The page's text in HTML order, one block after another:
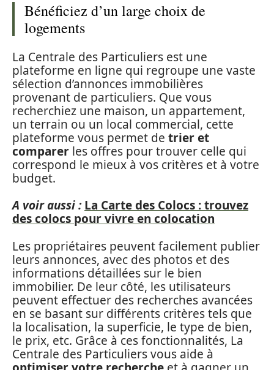
Bénéficiez d’un large choix de
logements
La Centrale des Particuliers est une
plateforme en ligne qui regroupe une vaste
sélection d’annonces immobilières
provenant de particuliers. Que vous
recherchiez une maison, un appartement,
un terrain ou un local commercial, cette
plateforme vous permet de trier et
comparer les offres pour trouver celle qui
correspond le mieux à vos critères et à votre
budget.
A voir aussi : La Carte des Colocs : trouvez
des colocs pour vivre en colocation
Les propriétaires peuvent facilement publier
leurs annonces, avec des photos et des
informations détaillées sur le bien
immobilier. De leur côté, les utilisateurs
peuvent effectuer des recherches avancées
en se basant sur différents critères tels que
la localisation, la superficie, le type de bien,
le prix, etc. Grâce à ces fonctionnalités, La
Centrale des Particuliers vous aide à